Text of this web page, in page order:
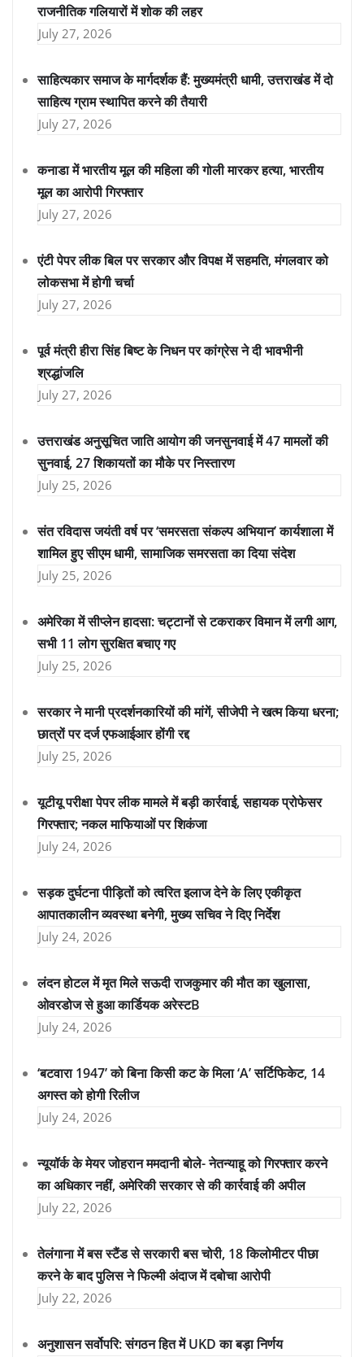
राजनीतिक गलियारों में शोक की लहर
July 27, 2026
साहित्यकार समाज के मार्गदर्शक हैं: मुख्यमंत्री धामी, उत्तराखंड में दो
साहित्य ग्राम स्थापित करने की तैयारी
July 27, 2026
कनाडा में भारतीय मूल की महिला की गोली मारकर हत्या, भारतीय
मूल का आरोपी गिरफ्तार
July 27, 2026
एंटी पेपर लीक बिल पर सरकार और विपक्ष में सहमति, मंगलवार को
लोकसभा में होगी चर्चा
July 27, 2026
पूर्व मंत्री हीरा सिंह बिष्ट के निधन पर कांग्रेस ने दी भावभीनी
श्रद्धांजलि
July 27, 2026
उत्तराखंड अनुसूचित जाति आयोग की जनसुनवाई में 47 मामलों की
सुनवाई, 27 शिकायतों का मौके पर निस्तारण
July 25, 2026
संत रविदास जयंती वर्ष पर ‘समरसता संकल्प अभियान’ कार्यशाला में
शामिल हुए सीएम धामी, सामाजिक समरसता का दिया संदेश
July 25, 2026
अमेरिका में सीप्लेन हादसा: चट्टानों से टकराकर विमान में लगी आग,
सभी 11 लोग सुरक्षित बचाए गए
July 25, 2026
सरकार ने मानी प्रदर्शनकारियों की मांगें, सीजेपी ने खत्म किया धरना;
छात्रों पर दर्ज एफआईआर होंगी रद्द
July 25, 2026
यूटीयू परीक्षा पेपर लीक मामले में बड़ी कार्रवाई, सहायक प्रोफेसर
गिरफ्तार; नकल माफियाओं पर शिकंजा
July 24, 2026
सड़क दुर्घटना पीड़ितों को त्वरित इलाज देने के लिए एकीकृत
आपातकालीन व्यवस्था बनेगी, मुख्य सचिव ने दिए निर्देश
July 24, 2026
लंदन होटल में मृत मिले सऊदी राजकुमार की मौत का खुलासा,
ओवरडोज से हुआ कार्डियक अरेस्टB
July 24, 2026
‘बटवारा 1947’ को बिना किसी कट के मिला ‘A’ सर्टिफिकेट, 14
अगस्त को होगी रिलीज
July 24, 2026
न्यूयॉर्क के मेयर जोहरान ममदानी बोले- नेतन्याहू को गिरफ्तार करने
का अधिकार नहीं, अमेरिकी सरकार से की कार्रवाई की अपील
July 22, 2026
तेलंगाना में बस स्टैंड से सरकारी बस चोरी, 18 किलोमीटर पीछा
करने के बाद पुलिस ने फिल्मी अंदाज में दबोचा आरोपी
July 22, 2026
अनुशासन सर्वोपरि: संगठन हित में UKD का बड़ा निर्णय